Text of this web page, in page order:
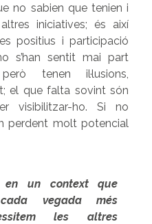
no sabien que tenien i
iniciatives; és així
positius i participació
s’han sentit mai part
tenen il·lusions,
el que falta sovint són
visibilitzar-ho. Si no
perdent molt potencial
en un context que
vegada més
les altres